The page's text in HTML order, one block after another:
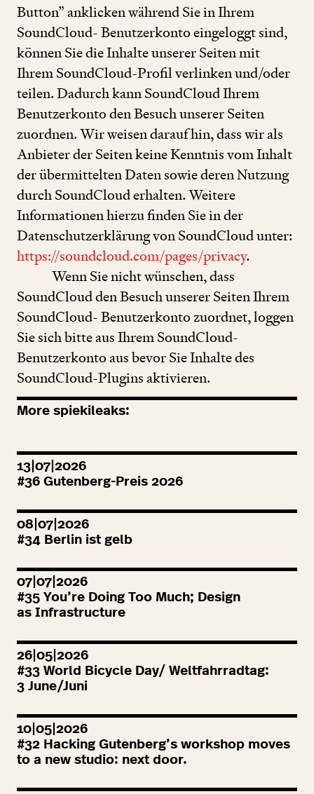
Button” anklicken während Sie in Ihrem
SoundCloud- Benutzerkonto eingeloggt sind,
können Sie die Inhalte unserer Seiten mit
Ihrem SoundCloud-Profil verlinken und/oder
teilen. Dadurch kann SoundCloud Ihrem
Benutzerkonto den Besuch unserer Seiten
zuordnen. Wir weisen darauf hin, dass wir als
Anbieter der Seiten keine Kenntnis vom Inhalt
der übermittelten Daten sowie deren Nutzung
durch SoundCloud erhalten. Weitere
Informationen hierzu finden Sie in der
Datenschutzerklärung von SoundCloud unter:
https://​sound​cloud​.com/​p​a​g​e​s​/​p​r​ivacy.
Wenn Sie nicht wünschen, dass
SoundCloud den Besuch unserer Seiten Ihrem
SoundCloud- Benutzerkonto zuordnet, loggen
Sie sich bitte aus Ihrem SoundCloud-
Benutzerkonto aus bevor Sie Inhalte des
SoundCloud-Plugins aktivieren.
More spiekileaks:
13|07|2026
#36 Gutenberg-Preis 2026
08|07|2026
#34 Berlin ist gelb
07|07|2026
#35 You’re Doing Too Much; Design
as Infrastructure
26|05|2026
#33 World Bicycle Day/ Weltfahrradtag:
3 June/Juni
10|05|2026
#32 Hacking Gutenberg’s workshop moves
to a new studio: next door.